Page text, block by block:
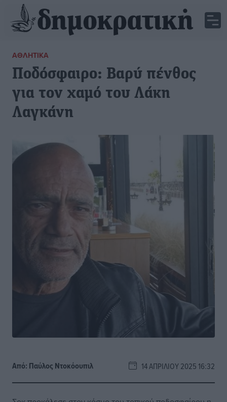
ΑΘΛΗΤΙΚΆ
Ποδόσφαιρο: Βαρύ πένθος
για τον χαμό του Λάκη
Λαγκάνη
Από: Παύλος Nτοκόουπιλ 14 ΑΠΡΙΛΊΟΥ 2025 16:32